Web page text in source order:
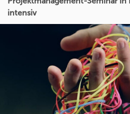
intensiv